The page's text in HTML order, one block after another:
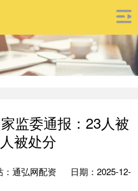
监委通报：23人被
被处分
：通弘网配资
日期：2025-12-